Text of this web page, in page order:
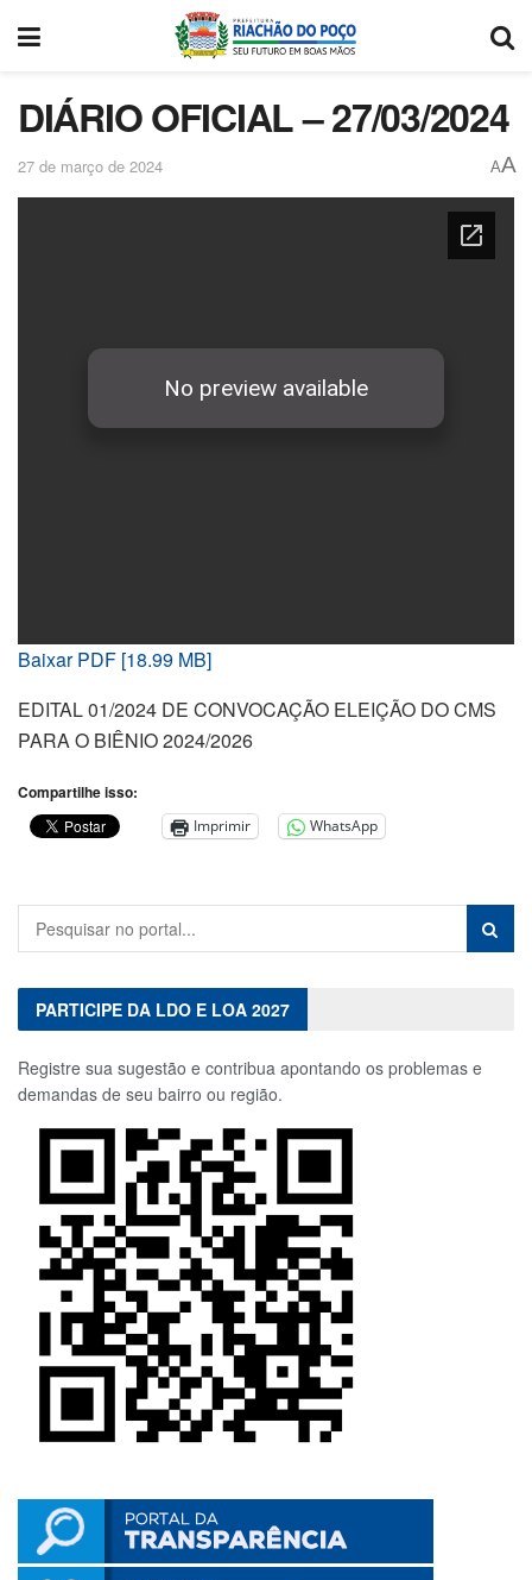
DIÁRIO OFICIAL – 27/03/2024
27 de março de 2024 AA
Baixar PDF [18.99 MB]
EDITAL 01/2024 DE CONVOCAÇÃO ELEIÇÃO DO CMS
PARA O BIÊNIO 2024/2026
Compartilhe isso:
Imprimir WhatsApp
PARTICIPE DA LDO E LOA 2027
Registre sua sugestão e contribua apontando os problemas e
demandas de seu bairro ou região.